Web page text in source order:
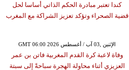
كندا تعتبر مبادرة الحكم الذاتي أساسا لحل
قضية الصحراء وتؤكد تعزيز الشراكة مع المغرب
GMT 06:00 2026 الإثنين ,03 آب / أغسطس
وفاة لاعبة كرة القدم المغربية فاتن بن عمر
العزيزي أثناء محاولة الهجرة سباحةً إلى سبتة